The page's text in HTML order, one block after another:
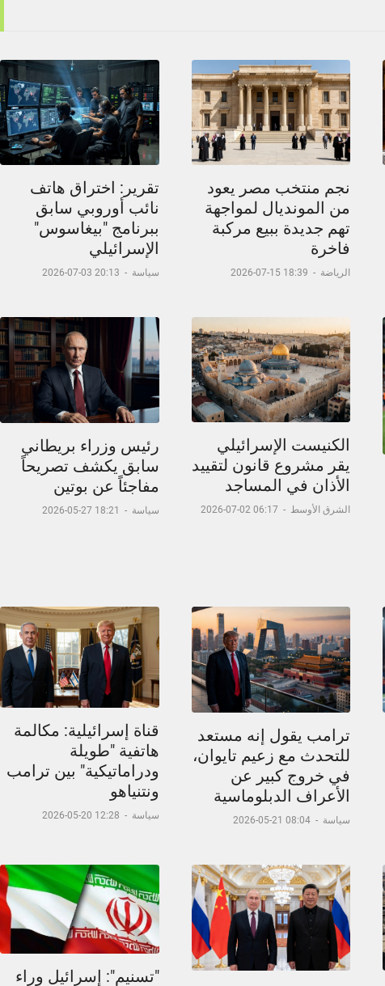
نجم منتخب مصر يعود
من المونديال لمواجهة
تهم جديدة ببيع مركبة
فاخرة
الرياضة -
18:39 15-07-2026
تقرير: اختراق هاتف
نائب أوروبي سابق
ببرنامج "بيغاسوس"
الإسرائيلي
سياسة -
20:13 03-07-2026
الكنيست الإسرائيلي
يقر مشروع قانون لتقييد
الأذان في المساجد
الشرق الأوسط -
06:17 02-07-2026
رئيس وزراء بريطاني
سابق يكشف تصريحاً
مفاجئاً عن بوتين
سياسة -
18:21 27-05-2026
ترامب يقول إنه مستعد
للتحدث مع زعيم تايوان،
في خروج كبير عن
الأعراف الدبلوماسية
سياسة -
08:04 21-05-2026
قناة إسرائيلية: مكالمة
هاتفية "طويلة
ودراماتيكية" بين ترامب
ونتنياهو
سياسة -
12:28 20-05-2026
"تسنيم": إسرائيل وراء